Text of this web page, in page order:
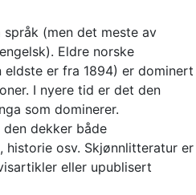
(men det meste av
Eldre norske
er fra 1894) er dominert
I nyere tid er det den
som dominerer.
dekker både
historie osv. Skjønnlitteratur er
eller upublisert